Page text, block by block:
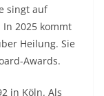
singt auf
2025 kommt
Heilung. Sie
Awards.
in Köln. Als